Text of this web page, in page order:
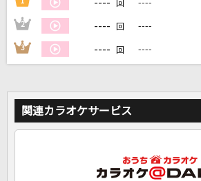
自宅でカラオケ歌い放題！
---- 回 ----
2 ---- 回 ----
3 ---- 回 ----
関連カラオケサービス